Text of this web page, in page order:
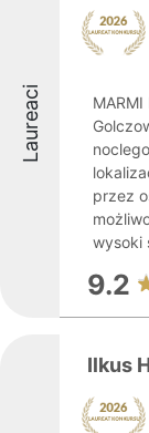
Laureaci
przez
wysoki
9.2
Ilkus